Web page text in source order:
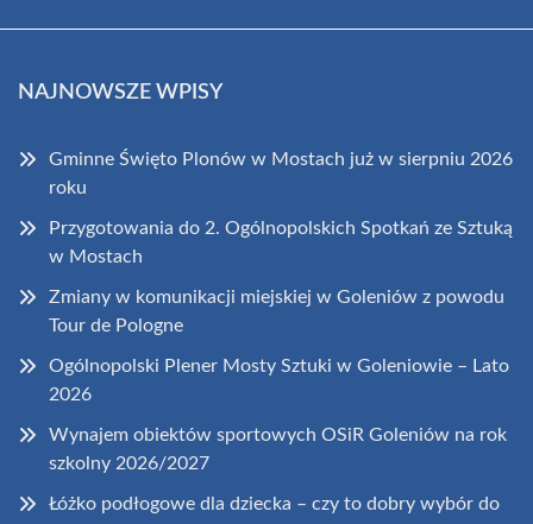
NAJNOWSZE WPISY
Gminne Święto Plonów w Mostach już w sierpniu 2026
roku
Przygotowania do 2. Ogólnopolskich Spotkań ze Sztuką
w Mostach
Zmiany w komunikacji miejskiej w Goleniów z powodu
Tour de Pologne
Ogólnopolski Plener Mosty Sztuki w Goleniowie – Lato
2026
Wynajem obiektów sportowych OSiR Goleniów na rok
szkolny 2026/2027
Łóżko podłogowe dla dziecka – czy to dobry wybór do